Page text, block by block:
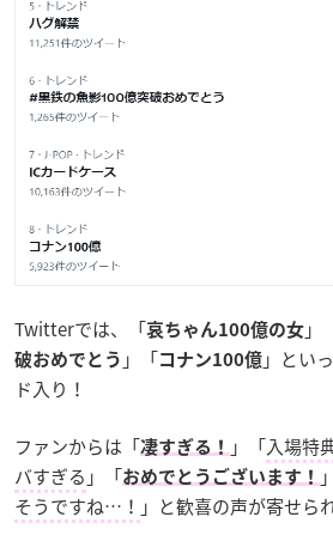
Twitterでは、「哀ちゃん100億の女 」
破おめでとう 」「コナン100億 」とい
ド入り！
ファンからは「凄すぎる！ 」「入場特
バすぎる 」「おめでとうございます！
そうですね…！ 」と歓喜の声が寄せら